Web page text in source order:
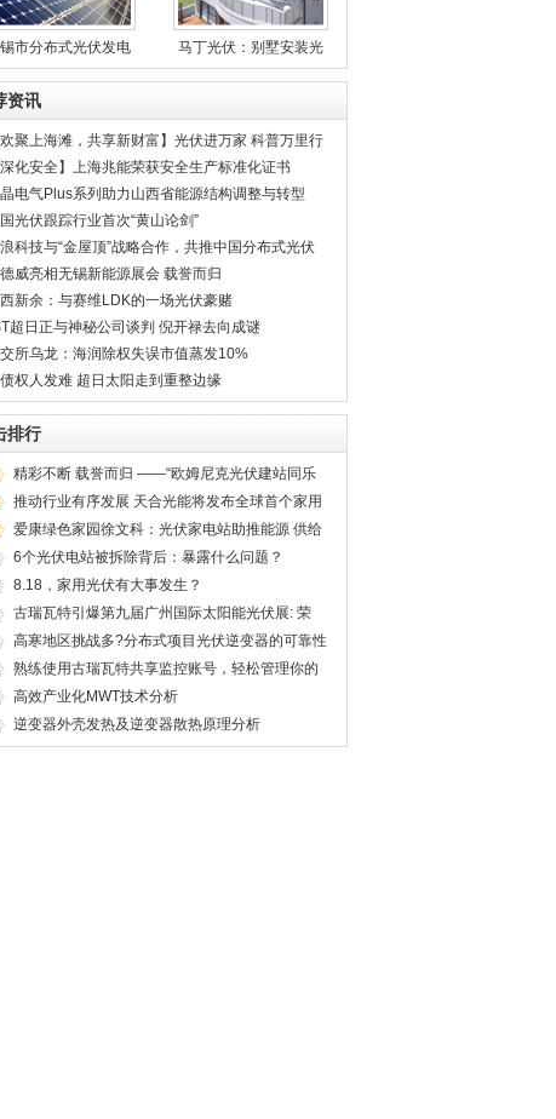
市分布式光伏发电 马丁光伏：别墅安装光
资讯
欢聚上海滩，共享新财富】光伏进万家 科普万里行
埔江畔再起航！
深化安全】上海兆能荣获安全生产标准化证书
电气Plus系列助力山西省能源结构调整与转型
光伏跟踪行业首次“黄山论剑”
科技与“金屋顶”战略合作，共推中国分布式光伏
事业新蓝天
威亮相无锡新能源展会 载誉而归
新余：与赛维LDK的一场光伏豪赌
超日正与神秘公司谈判 倪开禄去向成谜
所乌龙：海润除权失误市值蒸发10%
权人发难 超日太阳走到重整边缘
排行
精彩不断 载誉而归 ——“欧姆尼克光伏建站同乐
会”在济南成功举行
推动行业有序发展 天合光能将发布全球首个家用
光伏原装品牌
爱康绿色家园徐文科：光伏家电站助推能源 供给
侧结构性改革
6个光伏电站被拆除背后：暴露什么问题？
8.18，家用光伏有大事发生？
古瑞瓦特引爆第九届广州国际太阳能光伏展: 荣
膺“分布式先行者”称号
高寒地区挑战多?分布式项目光伏逆变器的可靠性
是关键！
熟练使用古瑞瓦特共享监控账号，轻松管理你的
电站
高效产业化MWT技术分析
逆变器外壳发热及逆变器散热原理分析